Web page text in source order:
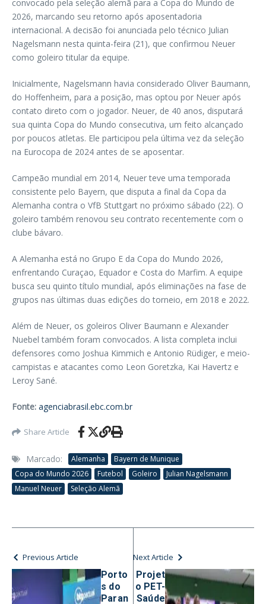
convocado pela seleção alemã para a Copa do Mundo de
2026, marcando seu retorno após aposentadoria
internacional. A decisão foi anunciada pelo técnico Julian
Nagelsmann nesta quinta-feira (21), que confirmou Neuer
como goleiro titular da equipe.
Inicialmente, Nagelsmann havia considerado Oliver Baumann,
do Hoffenheim, para a posição, mas optou por Neuer após
contato direto com o jogador. Neuer, de 40 anos, disputará
sua quinta Copa do Mundo consecutiva, um feito alcançado
por poucos atletas. Ele participou pela última vez da seleção
na Eurocopa de 2024 antes de se aposentar.
Campeão mundial em 2014, Neuer teve uma temporada
consistente pelo Bayern, que disputa a final da Copa da
Alemanha contra o VfB Stuttgart no próximo sábado (22). O
goleiro também renovou seu contrato recentemente com o
clube bávaro.
A Alemanha está no Grupo E da Copa do Mundo 2026,
enfrentando Curaçao, Equador e Costa do Marfim. A equipe
busca seu quinto título mundial, após eliminações na fase de
grupos nas últimas duas edições do torneio, em 2018 e 2022.
Além de Neuer, os goleiros Oliver Baumann e Alexander
Nuebel também foram convocados. A lista completa inclui
defensores como Joshua Kimmich e Antonio Rüdiger, e meio-
campistas e atacantes como Leon Goretzka, Kai Havertz e
Leroy Sané.
Fonte: agenciabrasil.ebc.com.br
Share Article
Marcado: Alemanha
Bayern de Munique
Copa do Mundo 2026
Futebol Goleiro
Julian Nagelsmann
Manuel Neuer
Seleção Alemã
Previous Article
Porto
s do
Paran
Next Article
Projet
o PET-
Saúde